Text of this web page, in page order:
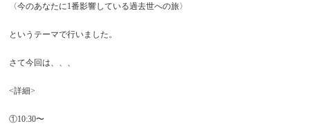
〈今のあなたに1番影響している過去世への旅〉
というテーマで行いました。
さて今回は、、、
<詳細>
①10:30〜